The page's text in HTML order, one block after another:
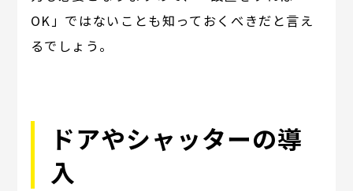
OK」ではないことも知っておくべきだと言え
るでしょう。
ドアやシャッターの導
入